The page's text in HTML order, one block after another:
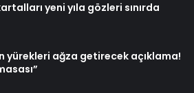
yeni yıla gözleri sınırda
yürekleri ağza getirecek açıklama!